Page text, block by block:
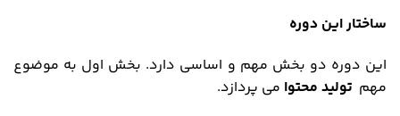
ساختار این دوره
این دوره دو بخش مهم و اساسی دارد. بخش اول به موضوع
مهم تولید محتوا می پردازد.